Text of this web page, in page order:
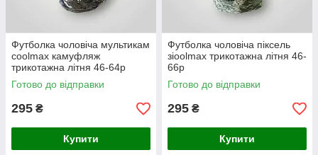
Футболка чоловіча мультикам
coolmax камуфляж
трикотажна літня 46-64р
Готово до відправки
295 ₴
Купити
Футболка чоловіча піксель
зіoolmax трикотажна літня 46-
66р
Готово до відправки
295 ₴
Купити